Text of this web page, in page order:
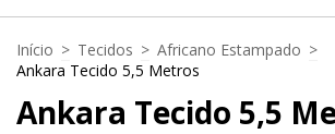
Início > Tecidos > Africano Estampado >
Ankara Tecido 5,5 Metros
Ankara Tecido 5,5